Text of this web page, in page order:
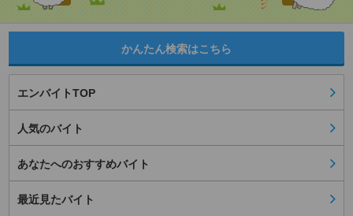
かんたん検索はこちら
エンバイトTOP
人気のバイト
あなたへのおすすめバイト
最近見たバイト